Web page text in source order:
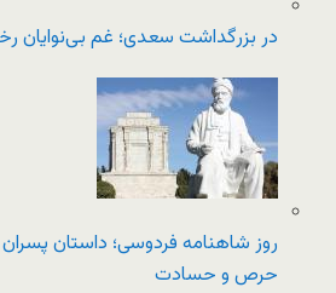
در بزرگداشت سعدی؛ غم بی‌نوایان
روز شاهنامه فردوسی؛ داستان پسران
حرص و حسادت